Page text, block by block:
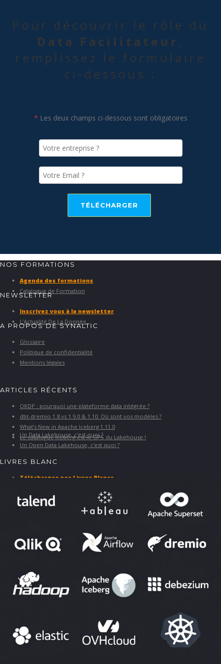
Pour découvrir le rôle du
Data Facilitateur ,
remplissez le formulaire
ci-dessous :
* Les deux champs ci-dessous sont obligatoires
TÉLÉCHARGER
NOS FORMATIONS
Agenda des formations
Catalogue de Formation
NEWSLETTER
Inscrivez vous à la newsletter
L’Actualité De La Donnée
A PROPOS DE SYNALTIC
Glossaire
Politique de confidentialité
Mentions légales
ARTICLES RÉCENTS
OKDP : pourquoi une plateforme data intégrée ?
dbt-dremio 1.8 vs 1.9.0 & 1.10: Où sont vos modèles ?
What’s New in Apache Iceberg 1.11.0
Le catalogue Iceberg est le GPS du Lakehouse !
Un Data Lakehouse, c'est quoi ?
Un Open Data Lakehouse, c'est quoi ?
LIVRES BLANC
Téléchargez nos Livres Blancs